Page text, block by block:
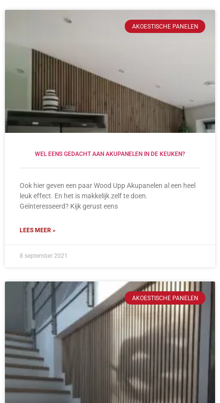
AKOESTISCHE PANELEN
WEL EENS GEDACHT AAN AKUPANELEN IN DE KEUKEN?
Ook hier geven een paar Wood Upp Akupanelen al een heel
leuk effect. En het is makkelijk zelf te doen.
Geïnteresseerd? Kijk gerust eens
LEES MEER »
8 september 2021
AKOESTISCHE PANELEN